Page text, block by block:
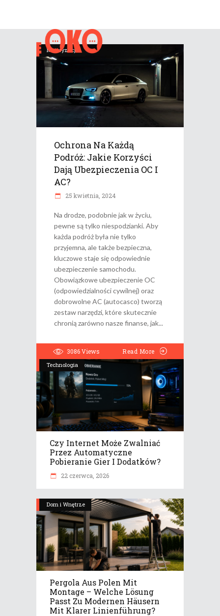
Motoryzacja
Ochrona Na Każdą
Podróż: Jakie Korzyści
Dają Ubezpieczenia OC I
AC?
25 kwietnia, 2024
Na drodze, podobnie jak w życiu,
pewne są tylko niespodzianki. Aby
każda podróż była nie tylko
przyjemna, ale także bezpieczna,
kluczowe staje się odpowiednie
ubezpieczenie samochodu.
Obowiązkowe ubezpieczenie OC
(odpowiedzialności cywilnej) oraz
dobrowolne AC (autocasco) tworzą
zestaw narzędzi, które skutecznie
chronią zarówno nasze finanse, jak
3086Views Read More
Technologia
Czy Internet Może Zwalniać
Przez Automatyczne
Pobieranie Gier I Dodatków?
22 czerwca, 2026
Dom i Wnętrze
Pergola Aus Polen Mit
Montage – Welche Lösung
Passt Zu Modernen Häusern
Mit Klarer Linienführung?